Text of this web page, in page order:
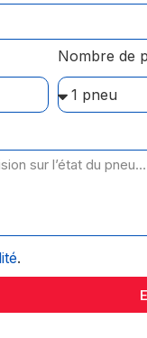
Nombre de
.